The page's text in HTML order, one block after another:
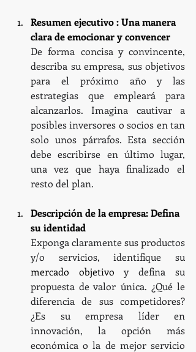
Resumen ejecutivo : Una manera
clara de emocionar y convencer
De forma concisa y convincente,
describa su empresa, sus objetivos
para el próximo año y las
estrategias que empleará para
alcanzarlos. Imagina cautivar a
posibles inversores o socios en tan
solo unos párrafos. Esta sección
debe escribirse en último lugar,
una vez que haya finalizado el
resto del plan.
Descripción de la empresa: Defina
su identidad
Exponga claramente sus productos
mercado objetivo y defina su
propuesta de valor única. ¿Qué le
diferencia de sus competidores?
¿Es su empresa líder en
innovación, la opción más
económica o la de mejor servicio